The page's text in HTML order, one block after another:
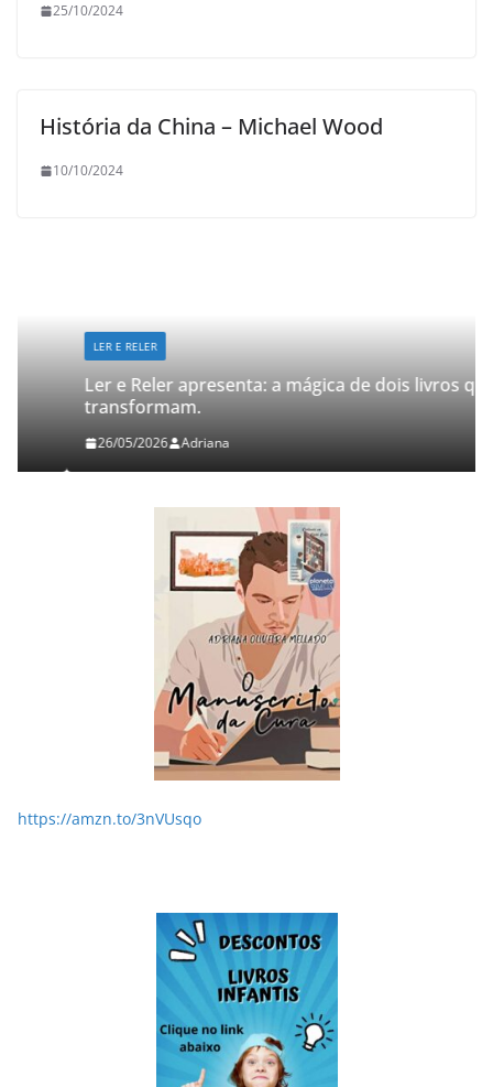
25/10/2024
História da China – Michael Wood
10/10/2024
LER E RELER
Ler e Reler apresenta: a mágica de dois livros que
transformam.
26/05/2026 Adriana
https://amzn.to/3nVUsqo